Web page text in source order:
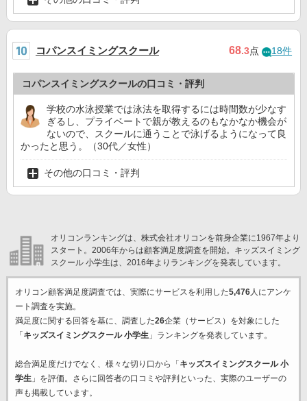
コパンスイミングスクール 68.3点 18件
コパンスイミングスクールの口コミ・評判
学校の水泳授業では泳法を取得するには時間数が少なす
ぎるし、プライベートで親が教えるのもなかなか機会が
ないので、スクールに通うことで泳げるようになって良
かったと思う。（30代／女性）
その他の口コミ・評判
オリコンランキングは、株式会社オリコンを前身企業に1967年より
スタート。2006年からは顧客満足度調査を開始。キッズスイミング
スクール 小学生は、2016年よりランキングを発表しています。
オリコン顧客満足度調査では、実際にサービスを利用した5,476人にアンケ
ート調査を実施。
満足度に関する回答を基に、調査した26企業（サービス）を対象にした
「 キッズスイミングスクール 小学生」ランキングを発表しています。
総合満足度だけでなく、様々な切り口から「 キッズスイミングスクール 小
学生」を評価。さらに回答者の口コミや評判といった、実際のユーザーの
声も掲載しています。